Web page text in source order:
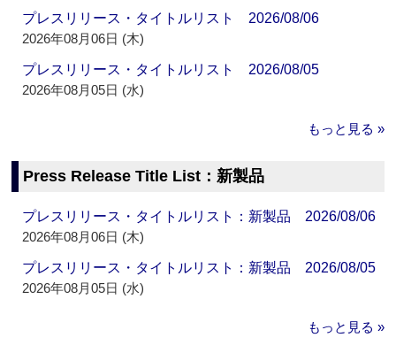
プレスリリース・タイトルリスト 2026/08/06
2026年08月06日 (木)
プレスリリース・タイトルリスト 2026/08/05
2026年08月05日 (水)
もっと見る »
Press Release Title List：新製品
プレスリリース・タイトルリスト：新製品 2026/08/06
2026年08月06日 (木)
プレスリリース・タイトルリスト：新製品 2026/08/05
2026年08月05日 (水)
もっと見る »